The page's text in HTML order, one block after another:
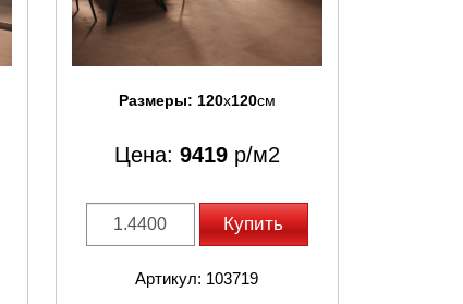
Размеры: 120x120см
Цена: 9419р/м2
Купить
Артикул: 103719